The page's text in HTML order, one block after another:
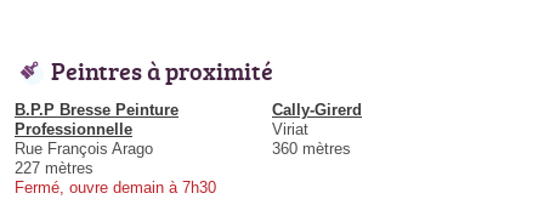
Peintres à proximité
B.P.P Bresse Peinture
Professionnelle
Rue François Arago
227 mètres
Fermé, ouvre demain à 7h30
Cally-Girerd
Viriat
360 mètres